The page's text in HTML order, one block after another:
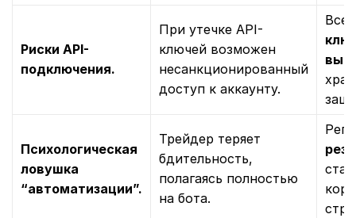
Риски API-
подключения.
При утечке API-
ключей возможен
несанкционированный
доступ к аккаунту.
Психологическая
ловушка
“автоматизации”.
Трейдер теряет
бдительность,
полагаясь полностью
на бота.